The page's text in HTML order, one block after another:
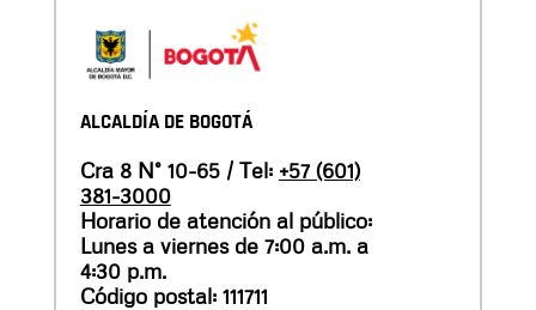
ALCALDÍA DE BOGOTÁ
Cra 8 N° 10-65 / Tel: +57 (601)
381-3000
Horario de atención al público:
Lunes a viernes de 7:00 a.m. a
4:30 p.m.
Código postal: 111711